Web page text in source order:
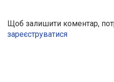
Щоб залишити коментар,
зареєструватися